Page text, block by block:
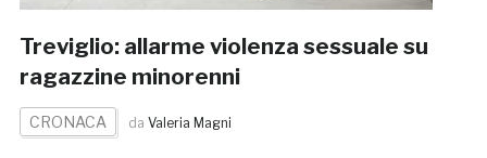
Treviglio: allarme violenza sessuale su
ragazzine minorenni
CRONACA da Valeria Magni